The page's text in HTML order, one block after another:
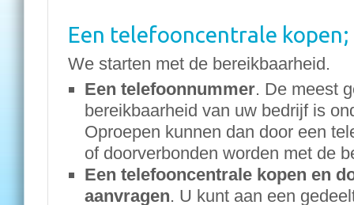
Een telefooncentrale kopen;
We starten met de bereikbaarheid.
Een telefoonnummer. De meest
bereikbaarheid van uw bedrijf is
Oproepen kunnen dan door een
of doorverbonden worden met de
Een telefooncentrale kopen en
aanvragen. U kunt aan een